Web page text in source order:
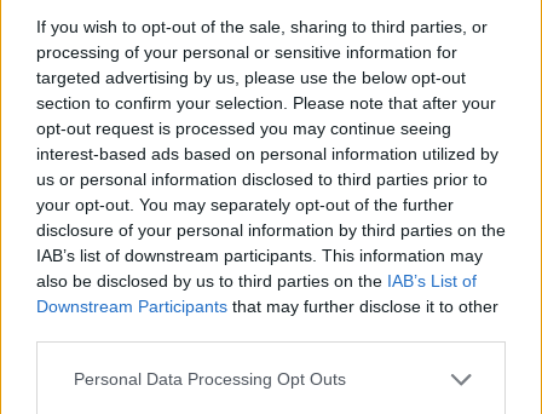
If you wish to opt-out of the sale, sharing to third parties, or
processing of your personal or sensitive information for
targeted advertising by us, please use the below opt-out
section to confirm your selection. Please note that after your
opt-out request is processed you may continue seeing
interest-based ads based on personal information utilized by
us or personal information disclosed to third parties prior to
your opt-out. You may separately opt-out of the further
disclosure of your personal information by third parties on the
IAB’s list of downstream participants. This information may
also be disclosed by us to third parties on the IAB’s List of
Downstream Participants that may further disclose it to other
Personal Data Processing Opt Outs
főigazgatója